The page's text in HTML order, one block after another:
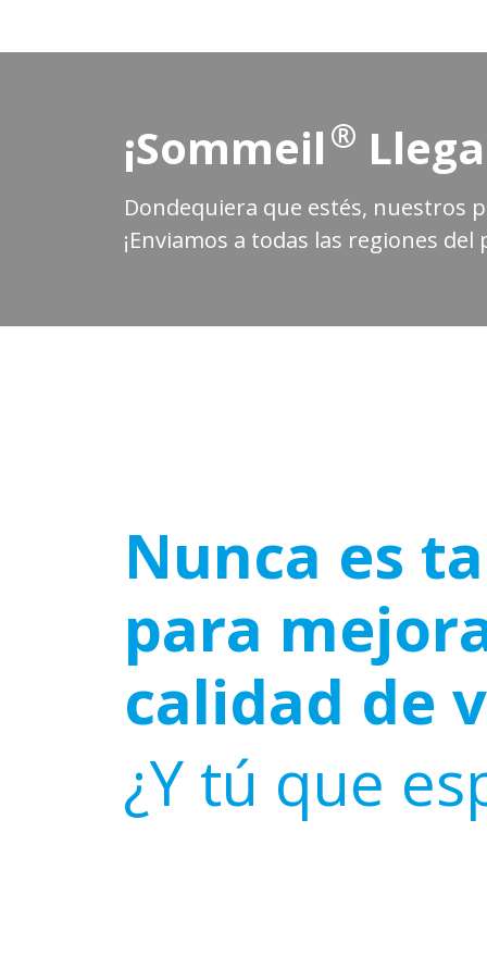
¡Sommeil®
Dondequiera que estés, nuestros
¡Enviamos a todas las regiones del
Nunca es
para
calidad de
¿Y tú que